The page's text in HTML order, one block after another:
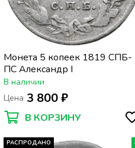
Монета 5 копеек 1819 СПБ-
ПС Александр I
В наличии
Цена 3 800 ₽
В КОРЗИНУ
РАСПРОДАНО